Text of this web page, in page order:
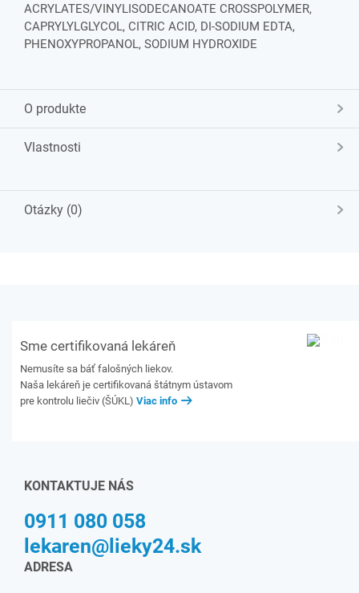
ACRYLATES/VINYLISODECANOATE CROSSPOLYMER,
CAPRYLYLGLYCOL, CITRIC ACID, DI-SODIUM EDTA,
PHENOXYPROPANOL, SODIUM HYDROXIDE
O produkte
Vlastnosti
Otázky (0)
Sme certifikovaná lekáreň
Nemusíte sa báť falošných liekov.
Naša lekáreň je certifikovaná štátnym ústavom
pre kontrolu liečiv (ŠÚKL) Viac info
KONTAKTUJE NÁS
0911 080 058
lekaren@lieky24.sk
ADRESA